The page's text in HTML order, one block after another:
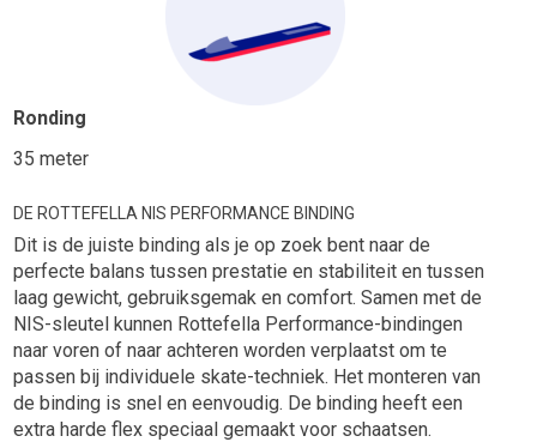
Ronding
35 meter
DE ROTTEFELLA NIS PERFORMANCE BINDING
Dit is de juiste binding als je op zoek bent naar de
perfecte balans tussen prestatie en stabiliteit en tussen
laag gewicht, gebruiksgemak en comfort. Samen met de
NIS-sleutel kunnen Rottefella Performance-bindingen
naar voren of naar achteren worden verplaatst om te
passen bij individuele skate-techniek. Het monteren van
de binding is snel en eenvoudig. De binding heeft een
extra harde flex speciaal gemaakt voor schaatsen.